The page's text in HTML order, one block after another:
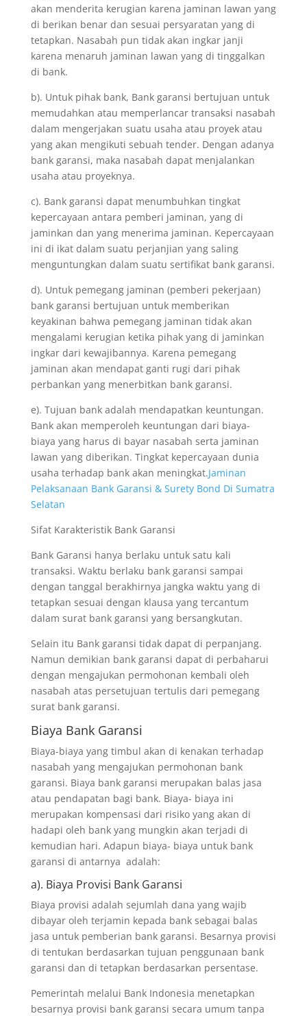
akan menderita kerugian karena jaminan lawan yang
di berikan benar dan sesuai persyaratan yang di
tetapkan. Nasabah pun tidak akan ingkar janji
karena menaruh jaminan lawan yang di tinggalkan
di bank.
b). Untuk pihak bank, Bank garansi bertujuan untuk
memudahkan atau memperlancar transaksi nasabah
dalam mengerjakan suatu usaha atau proyek atau
yang akan mengikuti sebuah tender. Dengan adanya
bank garansi, maka nasabah dapat menjalankan
usaha atau proyeknya.
c). Bank garansi dapat menumbuhkan tingkat
kepercayaan antara pemberi jaminan, yang di
jaminkan dan yang menerima jaminan. Kepercayaan
ini di ikat dalam suatu perjanjian yang saling
menguntungkan dalam suatu sertifikat bank garansi.
d). Untuk pemegang jaminan (pemberi pekerjaan)
bank garansi bertujuan untuk memberikan
keyakinan bahwa pemegang jaminan tidak akan
mengalami kerugian ketika pihak yang di jaminkan
ingkar dari kewajibannya. Karena pemegang
jaminan akan mendapat ganti rugi dari pihak
perbankan yang menerbitkan bank garansi.
e). Tujuan bank adalah mendapatkan keuntungan.
Bank akan memperoleh keuntungan dari biaya-
biaya yang harus di bayar nasabah serta jaminan
lawan yang diberikan. Tingkat kepercayaan dunia
usaha terhadap bank akan meningkat.Jaminan
Pelaksanaan Bank Garansi & Surety Bond Di Sumatra
Selatan
Sifat Karakteristik Bank Garansi
Bank Garansi hanya berlaku untuk satu kali
transaksi. Waktu berlaku bank garansi sampai
dengan tanggal berakhirnya jangka waktu yang di
tetapkan sesuai dengan klausa yang tercantum
dalam surat bank garansi yang bersangkutan.
Selain itu Bank garansi tidak dapat di perpanjang.
Namun demikian bank garansi dapat di perbaharui
dengan mengajukan permohonan kembali oleh
nasabah atas persetujuan tertulis dari pemegang
surat bank garansi.
Biaya Bank Garansi
Biaya-biaya yang timbul akan di kenakan terhadap
nasabah yang mengajukan permohonan bank
garansi. Biaya bank garansi merupakan balas jasa
atau pendapatan bagi bank. Biaya- biaya ini
merupakan kompensasi dari risiko yang akan di
hadapi oleh bank yang mungkin akan terjadi di
kemudian hari. Adapun biaya- biaya untuk bank
garansi di antarnya adalah:
a). Biaya Provisi Bank Garansi
Biaya provisi adalah sejumlah dana yang wajib
dibayar oleh terjamin kepada bank sebagai balas
jasa untuk pemberian bank garansi. Besarnya provisi
di tentukan berdasarkan tujuan penggunaan bank
garansi dan di tetapkan berdasarkan persentase.
Pemerintah melalui Bank Indonesia menetapkan
besarnya provisi bank garansi secara umum tanpa